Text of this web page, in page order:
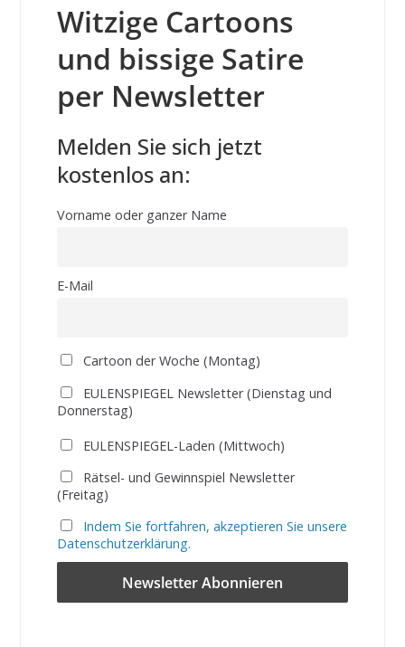
Witzige Cartoons
und bissige Satire
per Newsletter
Melden Sie sich jetzt
kostenlos an:
Vorname oder ganzer Name
E-Mail
Cartoon der Woche (Montag)
EULENSPIEGEL Newsletter (Dienstag und
Donnerstag)
EULENSPIEGEL-Laden (Mittwoch)
Rätsel- und Gewinnspiel Newsletter
(Freitag)
Indem Sie fortfahren, akzeptieren Sie unsere
Datenschutzerklärung.